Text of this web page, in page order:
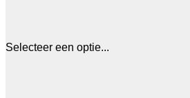
Selecteer een optie...